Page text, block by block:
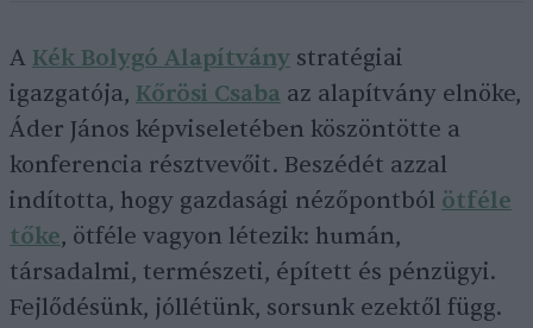
A Kék Bolygó Alapítvány stratégiai
igazgatója, Kőrösi Csaba az alapítvány elnöke,
Áder János képviseletében köszöntötte a
konferencia résztvevőit. Beszédét azzal
indította, hogy gazdasági nézőpontból ötféle
tőke, ötféle vagyon létezik: humán,
társadalmi, természeti, épített és pénzügyi.
Fejlődésünk, jóllétünk, sorsunk ezektől függ.